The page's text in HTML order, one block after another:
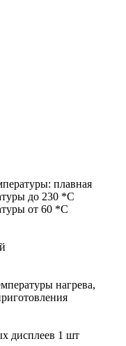
плавная
до 230 *С
от 60 *С
нагрева,
дисплеев 1 шт